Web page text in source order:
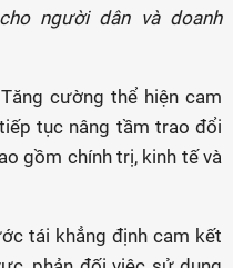
người dân và doanh
cường thể hiện cam
tục nâng tầm trao đổi
gồm chính trị, kinh tế và
tái khẳng định cam kết